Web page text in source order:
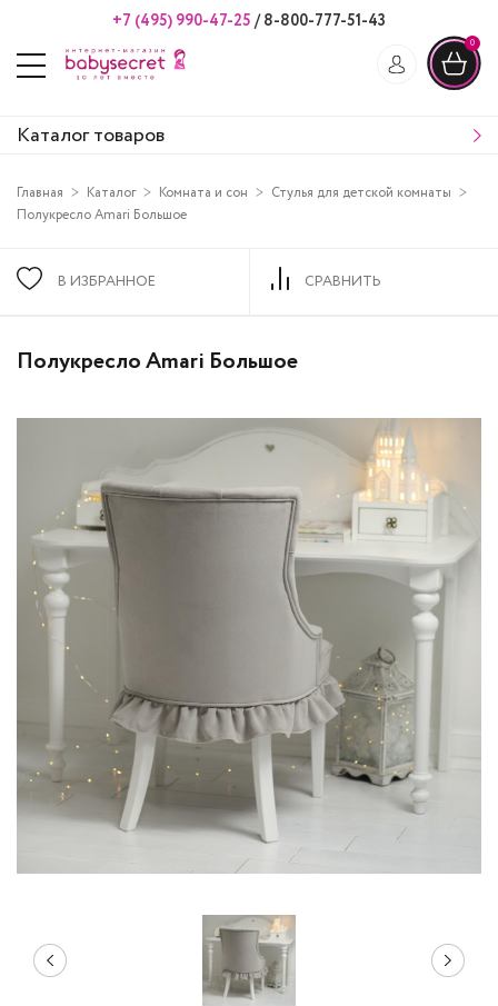
+7 (495) 990-47-25 /8-800-777-51-43
0
Каталог товаров
Главная Каталог Комната и сон
Стулья для детской комнаты
Полукресло Amari Большое
В ИЗБРАННОЕ СРАВНИТЬ
Полукресло Amari Большое